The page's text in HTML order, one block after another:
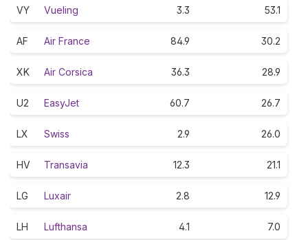
VY Vueling 3.3 53.1
AF Air France 84.9 30.2
XK Air Corsica 36.3 28.9
U2 EasyJet 60.7 26.7
LX Swiss 2.9 26.0
HV Transavia 12.3 21.1
LG Luxair 2.8 12.9
LH Lufthansa 4.1 7.0